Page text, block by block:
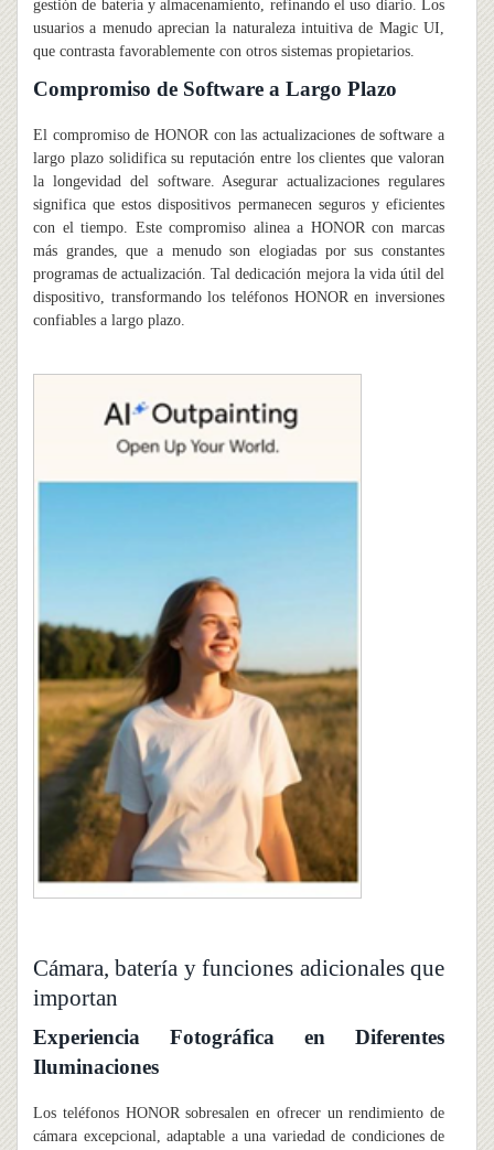
gestión de batería y almacenamiento, refinando el uso diario. Los
usuarios a menudo aprecian la naturaleza intuitiva de Magic UI,
que contrasta favorablemente con otros sistemas propietarios.
Compromiso de Software a Largo Plazo
El compromiso de HONOR con las actualizaciones de software a
largo plazo solidifica su reputación entre los clientes que valoran
la longevidad del software. Asegurar actualizaciones regulares
significa que estos dispositivos permanecen seguros y eficientes
con el tiempo. Este compromiso alinea a HONOR con marcas
más grandes, que a menudo son elogiadas por sus constantes
programas de actualización. Tal dedicación mejora la vida útil del
dispositivo, transformando los teléfonos HONOR en inversiones
confiables a largo plazo.
Cámara, batería y funciones adicionales que
importan
Experiencia Fotográfica en Diferentes
Iluminaciones
Los teléfonos HONOR sobresalen en ofrecer un rendimiento de
cámara excepcional, adaptable a una variedad de condiciones de